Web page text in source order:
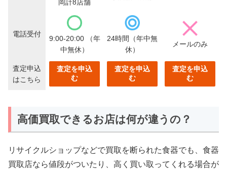
岡計8店舗
電話受付
9:00-20:00（年
中無休）
24時間（年中無
休）
メールのみ
査定申込
はこちら
査定を申込
む
査定を申込
む
査定を申込
む
高価買取できるお店は何が違うの？
リサイクルショップなどで買取を断られた食器でも、食器
買取店なら値段がついたり、高く買い取ってくれる場合が